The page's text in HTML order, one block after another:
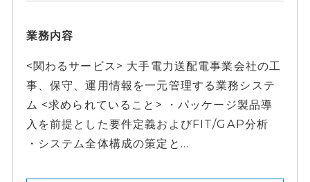
業務内容
<関わるサービス> 大手電力送配電事業会社の工
事、保守、運用情報を一元管理する業務システ
ム <求められていること> ・パッケージ製品導
入を前提とした要件定義およびFIT/GAP分析
・システム全体構成の策定と...